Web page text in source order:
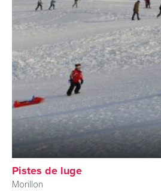
Pistes de luge
Morillon